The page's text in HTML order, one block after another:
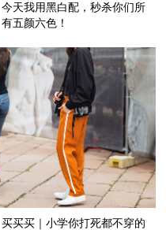
今天我用黑白配，秒杀你们所
有五颜六色！
买买买｜小学你打死都不穿的